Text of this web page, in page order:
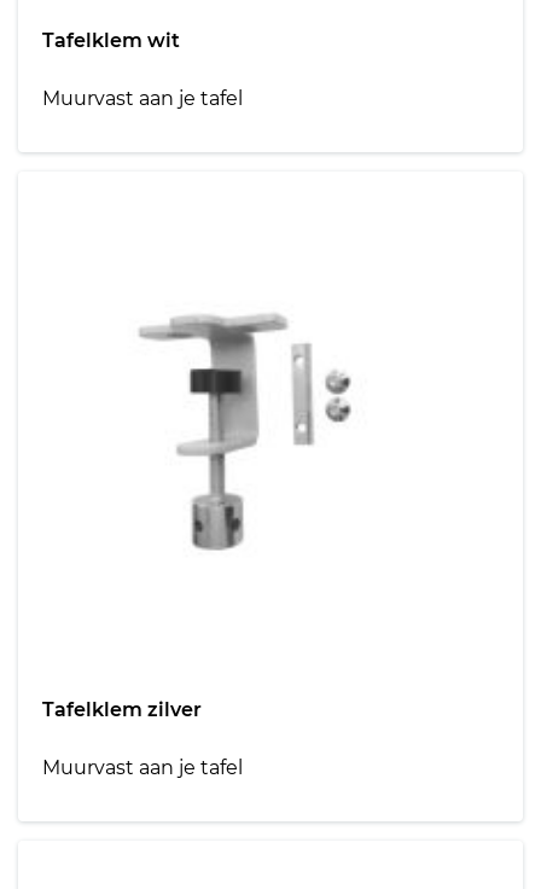
Tafelklem wit
Muurvast aan je tafel
Tafelklem zilver
Muurvast aan je tafel